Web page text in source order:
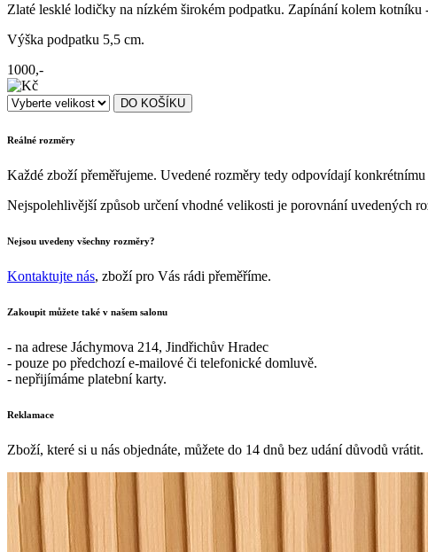
Zlaté lesklé lodičky na nízkém širokém podpatku. Zapínání kolem
Výška podpatku 5,5 cm.
1000,-
Reálné rozměry
Každé zboží přeměřujeme. Uvedené rozměry tedy odpovídají
Nejspolehlivější způsob určení vhodné velikosti je porovnání uvedených
Nejsou uvedeny všechny rozměry?
Kontaktujte nás, zboží pro Vás rádi přeměříme.
Zakoupit můžete také v našem salonu
- na adrese Jáchymova 214, Jindřichův Hradec
- pouze po předchozí e-mailové či telefonické domluvě.
- nepřijímáme platební karty.
Reklamace
Zboží, které si u nás objednáte, můžete do 14 dnů bez udání důvodů vrátit.